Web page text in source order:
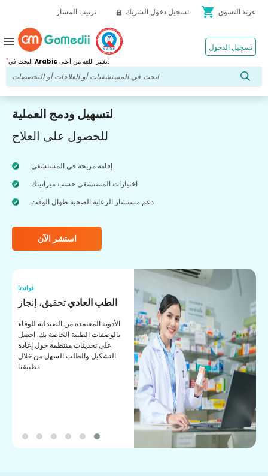
ترتيب المسار تسجيل دخول الشريك shopping_cart عربة التسوق
* Arabic تغيير اللغة من أعلى.
تسجيل الدخول menu
لتسهيل ودمج العملية
للحصول على العلاج
إقامة مريحة في المستشفى
اختيارات المستشفى حسب ميزانيتك
دعم مستشار الرعاية الصحية طوال الوقت
استشر الآن
فوائدنا
الطب العاديتحقيق، إنجاز
الأدوية المعتمدة من الصيدلية للوفاء
بالوصفات الطبية الخاصة بك. احصل
على تحديثات منتظمة حول إعادة
التشكيل والطلب السهل من خلال
تطبيقنا.